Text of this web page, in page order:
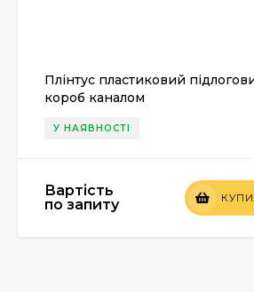
Плінтус пластиковий
короб каналом
У НАЯВНОСТІ
Вартість
по запиту